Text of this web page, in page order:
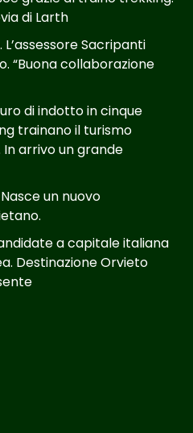
di Larth
Sacripanti
“Buona collaborazione
di indotto in cinque
trainano il turismo
arrivo un grande
un nuovo
a capitale italiana
Destinazione Orvieto